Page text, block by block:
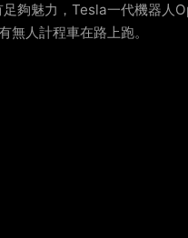
夠魅力，Tesla一代機器人
人計程車在路上跑。